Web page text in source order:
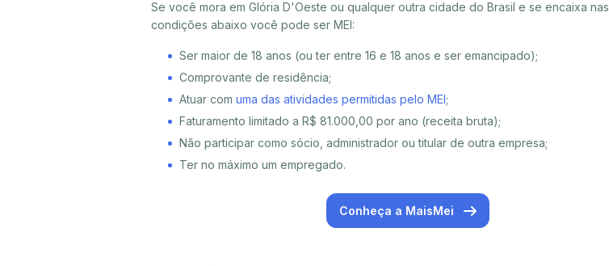
Se você mora em Glória D'Oeste ou qualquer outra cidade do Brasil e se encaixa nas
condições abaixo você pode ser MEI:
Ser maior de 18 anos (ou ter entre 16 e 18 anos e ser emancipado);
Comprovante de residência;
Atuar com uma das atividades permitidas pelo MEI;
Faturamento limitado a R$ 81.000,00 por ano (receita bruta);
Não participar como sócio, administrador ou titular de outra empresa;
Ter no máximo um empregado.
Conheça a MaisMei